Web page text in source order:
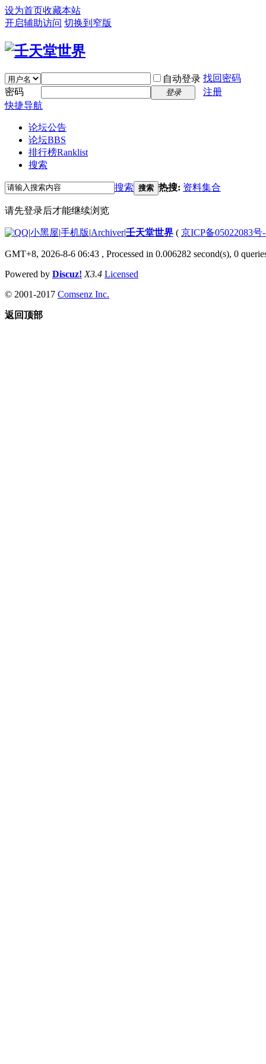
设为首页收藏本站
开启辅助访问 切换到窄版
自动登录 找回密码
密码
登录
注册
快捷导航
论坛公告
论坛BBS
排行榜Ranklist
搜索
搜索 搜索 热搜: 资料集合
请先登录后才能继续浏览
|小黑屋|手机版|Archiver|壬天堂世界 ( 京ICP备05022083号
GMT+8, 2026-8-6 06:43 , Processed in 0.006282 second(s), 0
Powered by Discuz! X3.4 Licensed
© 2001-2017 Comsenz Inc.
返回顶部